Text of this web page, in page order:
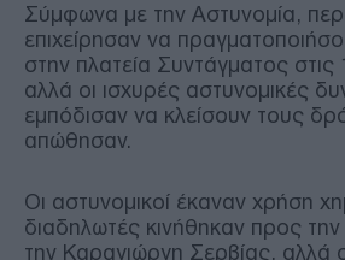
Σύμφωνα με την Αστυνομία,
επιχείρησαν να
στην πλατεία Συντάγματος στις
αλλά οι ισχυρές αστυνομικές
εμπόδισαν να κλείσουν τους
απώθησαν.
Οι αστυνομικοί έκαναν χρήση
διαδηλωτές κινήθηκαν προς
την Καραγιώργη Σερβίας, αλλά